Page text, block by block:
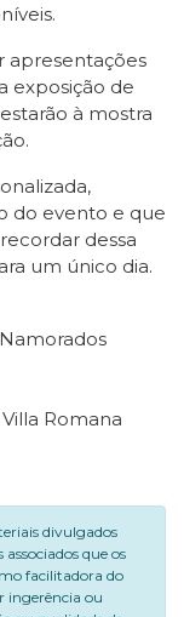
apresentações
exposição de
à mostra
do evento e que
dessa
um único dia.
Romana
divulgados
que os
facilitadora do
ingerência ou